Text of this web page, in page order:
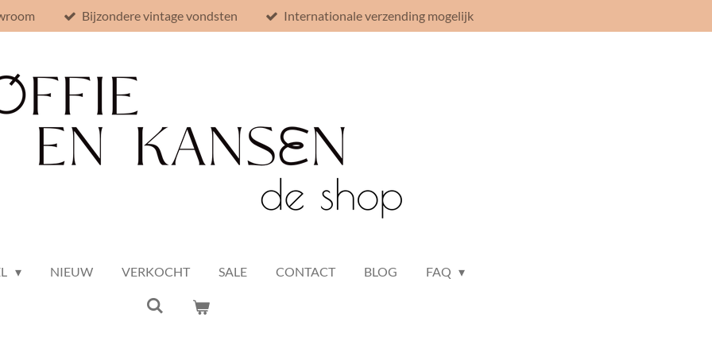
Bijzondere vintage vondsten Internationale verzending mogelijk
NIEUW VERKOCHT SALE CONTACT BLOG FAQ